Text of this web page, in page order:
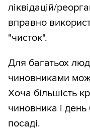
ліквідацій/
вправно
"чисток".
Для багатьох
чиновниками
Хоча більшість
чиновника і
посаді.